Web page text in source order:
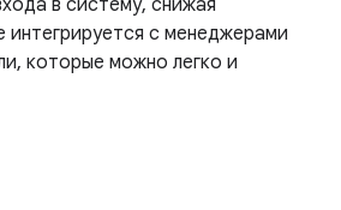
в систему, снижая
интегрируется с менеджерами
которые можно легко и